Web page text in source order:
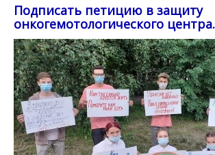
Подписать петицию в защиту
онкогемотологического центра.